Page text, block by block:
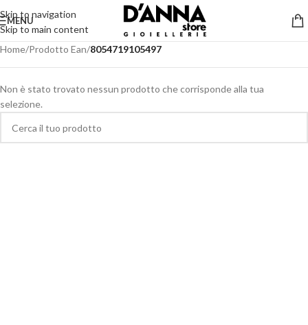
Skip to navigation
Skip to main content
MENU
Home/Prodotto Ean/8054719105497
Non è stato trovato nessun prodotto che corrisponde alla tua
selezione.